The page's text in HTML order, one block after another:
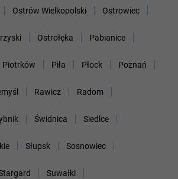
Ostrów Wielkopolski Ostrowiec
Ostrołęka Pabianice
Piotrków Piła Płock Poznań
Rawicz Radom
Świdnica Siedlce
Słupsk Sosnowiec
Suwałki